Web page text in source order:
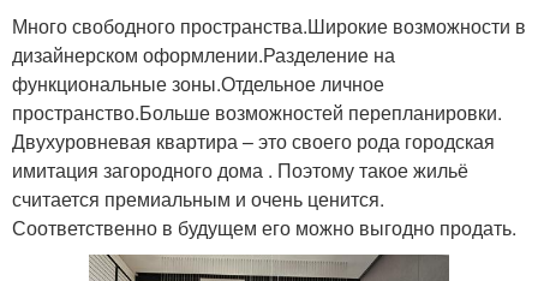
Много свободного пространства.Широкие возможности в
дизайнерском оформлении.Разделение на
функциональные зоны.Отдельное личное
пространство.Больше возможностей перепланировки.
Двухуровневая квартира – это своего рода городская
имитация загородного дома . Поэтому такое жильё
считается премиальным и очень ценится.
Соответственно в будущем его можно выгодно продать.